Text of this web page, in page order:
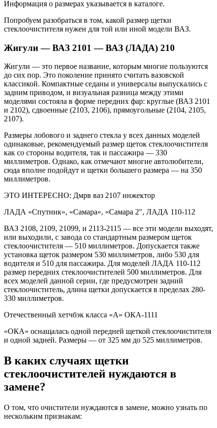
Информация о размерах указывается в каталоге.
Попробуем разобраться в том, какой размер щетки
стеклоочистителя нужен для той или иной модели ВАЗ.
Жигули — ВАЗ 2101 — ВАЗ (ЛАДА) 210
Жигули — это первое название, которым многие пользуются
до сих пор. Это поколение принято считать вазовской
классикой. Компактные седаны и универсалы выпускались с
задним приводом, и визуальная разница между этими
моделями состояла в форме передних фар: круглые (ВАЗ 2101
и 2102), сдвоенные (2103, 2106), прямоугольные (2104, 2105,
2107).
Размеры лобового и заднего стекла у всех данных моделей
одинаковые, рекомендуемый размер щеток стеклоочистителя
как со стороны водителя, так и пассажира — 330
миллиметров. Однако, как отмечают многие автолюбители,
сюда вполне подойдут и щетки большего размера — на 350
миллиметров.
ЭТО ИНТЕРЕСНО: Дмрв ваз 2107 инжектор
ЛАДА «Спутник», «Самара», «Самара 2″, ЛАДА 110-112
ВАЗ 2108, 2109, 21099, и 2113-2115 — все эти модели выходят,
или выходили, с завода со стандартным размером щеток
стеклоочистителя — 510 миллиметров. Допускается также
установка щеток размером 530 миллиметров, либо 530 для
водителя и 510 для пассажира. Для моделей ЛАДА 110-112
размер передних стеклоочистителей 500 миллиметров. Для
всех моделей данной серии, где предусмотрен задний
стеклоочиститель, длина щетки допускается в пределах 280-
330 миллиметров.
Отечественный хетчбэк класса «А» ОКА-1111
«ОКА» оснащалась одной передней щеткой стеклоочистителя
и одной задней. Размеры — от 325 мм до 525 миллиметров.
В каких случаях щетки
стеклоочистителей нуждаются в
замене?
О том, что очистители нуждаются в замене, можно узнать по
нескольким признакам: